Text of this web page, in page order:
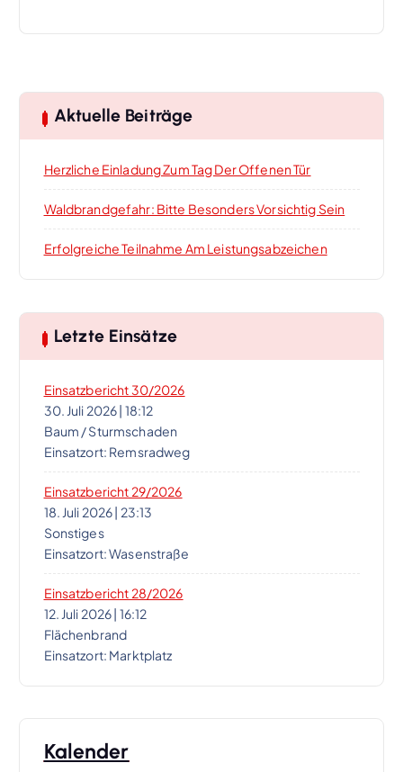
Aktuelle Beiträge
Herzliche Einladung Zum Tag Der Offenen Tür
Waldbrandgefahr: Bitte Besonders Vorsichtig Sein
Erfolgreiche Teilnahme Am Leistungsabzeichen
Letzte Einsätze
Einsatzbericht 30/2026
30. Juli 2026| 18:12
Baum / Sturmschaden
Einsatzort: Remsradweg
Einsatzbericht 29/2026
18. Juli 2026| 23:13
Sonstiges
Einsatzort: Wasenstraße
Einsatzbericht 28/2026
12. Juli 2026| 16:12
Flächenbrand
Einsatzort: Marktplatz
Kalender